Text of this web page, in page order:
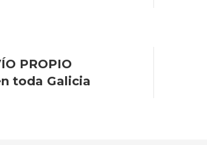
PROPIO
toda Galicia